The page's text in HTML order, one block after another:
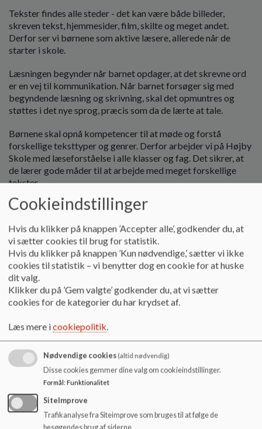
Tekster findes alle steder - det kan være både billeder,
skreven tekst, hjemmesider, film, skilte og meget andet.
Derfor ser vi børnene som aktive læsere, allerede når de
starter i skole.
Læsningen begynder når barnet opdager, at det skrevne ord
er en vej til kommunikation. Når barnet forsøger sig med
begyndende læsning og skrivning, skal det opmuntres og
støttes i det nye sprog, præcis som da de lærte at tale.
Børnene skal opnå kompetencer til at møde og forstå
forskellige teksttyper og genrer. Derfor arbejder vi på Højby
Skole med læseforståelse i alle klasser og fag. Det sikrer, at
de lærer gode måder til at arbejde med meget forskellige
tekster.
Den enkelte elevs læseudvikling
På Højby Skole evaluerer vi løbende læse- og
skriveudviklingen i alle klasser.
I de mindste klasser er vores læsevejleder med i klassernes
danskundervisning for at sikre den gode start.
Læsevejlederen sikrer bl.a.
dansklærer
Løbende læsning med hver enkelt elev med fokus på den
individuelle læseudvikling - her støttes og rådgives om, hvad
det enkelte barn skal øve sig i for at blive dygtigere
Særlig fokus på de elever, der har en svær start - herunder
Cookieindstillinger
Hvis du klikker på knappen ’Accepter alle’, godkender du, at
vi sætter cookies til brug for statistik.
Hvis du klikker på knappen ’Kun nødvendige,’ sætter vi ikke
cookies til statistik – vi benytter dog en cookie for at huske
dit valg.
Klikker du på ’Gem valgte’ godkender du, at vi sætter
cookies for de kategorier du har krydset af.
Læs mere icookiepolitik.
Nødvendige cookies(altid nødvendig)
Disse cookies gemmer dine valg om cookieindstillinger.
Formål: Funktionalitet
SiteImprove
Trafikanalyse fra Siteimprove som bruges til at følge de